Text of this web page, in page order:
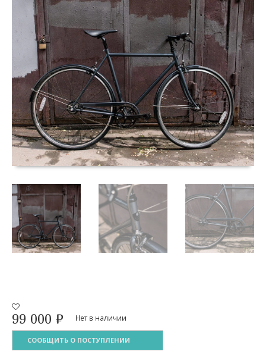
99 000 ₽ Нет в наличии
СООБЩИТЬ О ПОСТУПЛЕНИИ